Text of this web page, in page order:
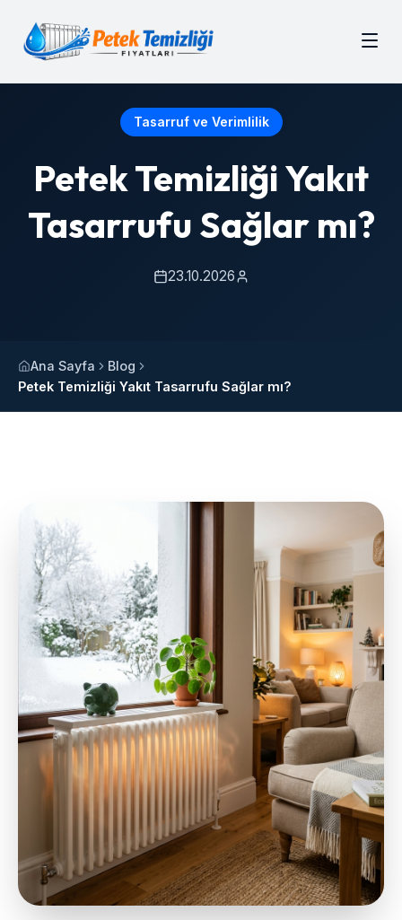
Tasarruf ve Verimlilik
Petek Temizliği Yakıt
Tasarrufu Sağlar mı?
23.10.2026
Ana Sayfa
Blog
Petek Temizliği Yakıt Tasarrufu Sağlar mı?